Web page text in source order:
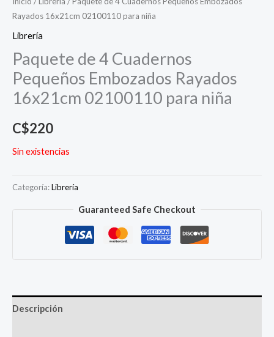
Rayados 16x21cm 02100110 para niña
Librería
Paquete de 4 Cuadernos
Pequeños Embozados Rayados
16x21cm 02100110 para niña
C$220
Sin existencias
Categoría:Librería
Guaranteed Safe Checkout
Descripción